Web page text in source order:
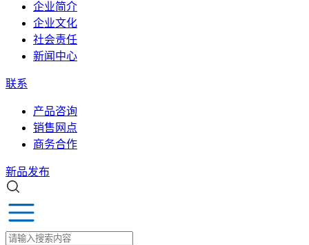
企业简介
企业文化
社会责任
新闻中心
联系
产品咨询
销售网点
商务合作
新品发布